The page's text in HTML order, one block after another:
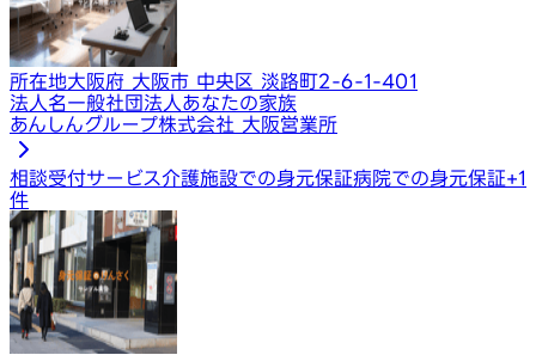
所在地大阪府 大阪市 中央区 淡路町2-6-1-401
法人名一般社団法人あなたの家族
あんしんグループ株式会社 大阪営業所
相談受付サービス介護施設での身元保証病院での身元保証+1
件